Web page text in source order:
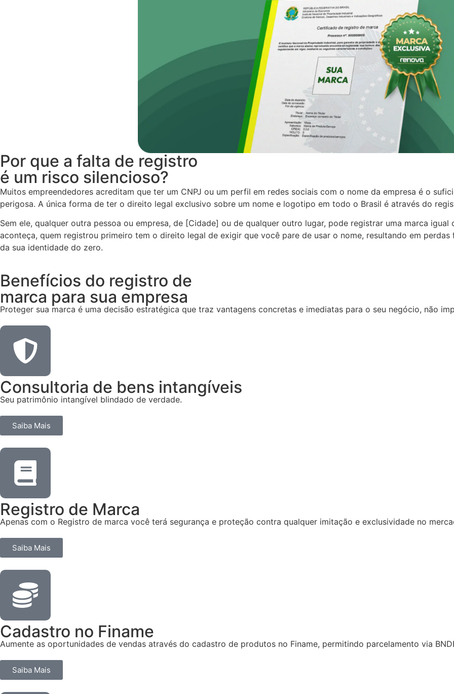
Por que a falta de registro
é um risco silencioso?
Muitos empreendedores acreditam que ter um CNPJ ou um perfil em redes sociais com o nome da empresa é o
perigosa. A única forma de ter o direito legal exclusivo sobre um nome e logotipo em todo o Brasil é através do
Sem ele, qualquer outra pessoa ou empresa, de [Cidade] ou de qualquer outro lugar, pode registrar uma marca igual
aconteça, quem registrou primeiro tem o direito legal de exigir que você pare de usar o nome, resultando em
da sua identidade do zero.
Benefícios do registro de
marca para sua empresa
Proteger sua marca é uma decisão estratégica que traz vantagens concretas e imediatas para o seu negócio, não
Consultoria de bens intangíveis
Seu patrimônio intangível blindado de verdade.
Saiba Mais
Registro de Marca
Apenas com o Registro de marca você terá segurança e proteção contra qualquer imitação e exclusividade no
Saiba Mais
Cadastro no Finame
Aumente as oportunidades de vendas através do cadastro de produtos no Finame, permitindo parcelamento via
Saiba Mais